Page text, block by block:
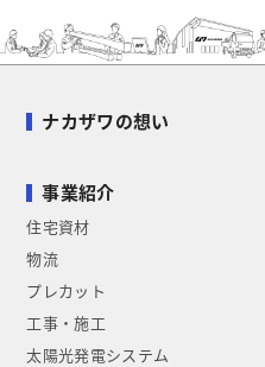
ナカザワの想い
事業紹介
住宅資材
物流
プレカット
工事・施工
太陽光発電システム